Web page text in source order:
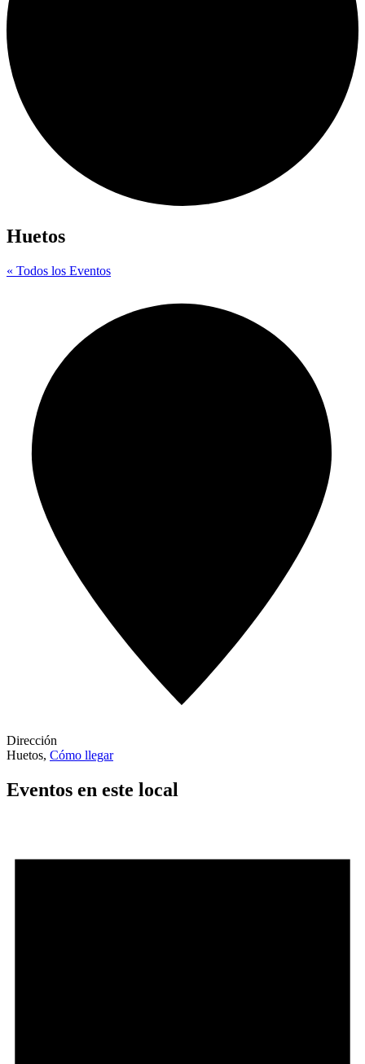
Huetos
« Todos los Eventos
Dirección
Huetos, Cómo llegar
Eventos en este local